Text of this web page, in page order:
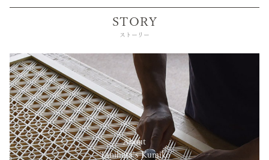
STORY
ストーリー
About
Tanihata’s Kumiko